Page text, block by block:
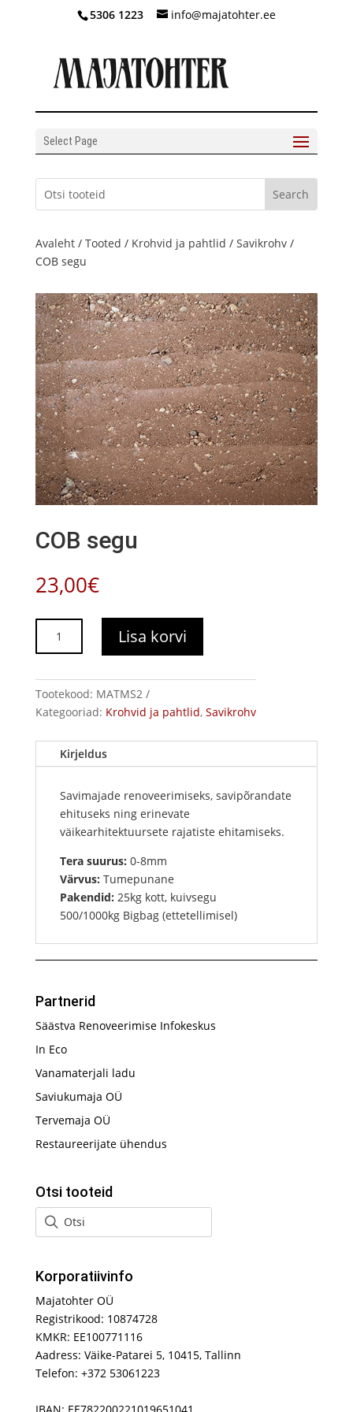
5306 1223 info@majatohter.ee
Select Page
Avaleht/ Tooted / Krohvid ja pahtlid / Savikrohv/
COB segu
COB segu
23,00€
segu
Lisa korvi
Tootekood: MATMS2
Kategooriad: Krohvid ja pahtlid, Savikrohv
Kirjeldus
Savimajade renoveerimiseks, savipõrandate
ehituseks ning erinevate
väikearhitektuursete rajatiste ehitamiseks.
Tera suurus: 0-8mm
Värvus: Tumepunane
Pakendid: 25kg kott, kuivsegu
500/1000kg Bigbag (ettetellimisel)
Partnerid
Säästva Renoveerimise Infokeskus
In Eco
Vanamaterjali ladu
Saviukumaja OÜ
Tervemaja OÜ
Restaureerijate ühendus
Otsi tooteid
Korporatiivinfo
Majatohter OÜ
Registrikood: 10874728
KMKR: EE100771116
Aadress: Väike-Patarei 5, 10415, Tallinn
Telefon: +372 53061223